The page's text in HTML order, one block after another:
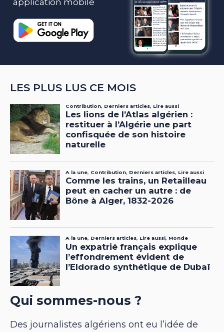
LES PLUS LUS CE MOIS
Qui sommes-nous ?
Des journalistes algériens ont eu l’idée de